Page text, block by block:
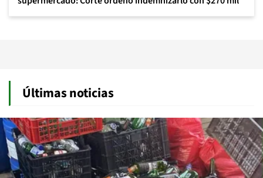
Últimas noticias